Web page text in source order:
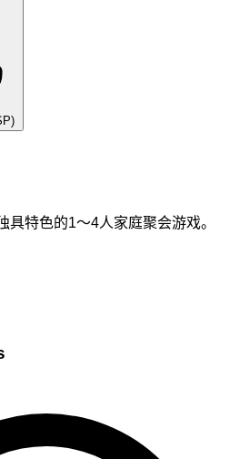
具特色的1～4人家庭聚会游戏。